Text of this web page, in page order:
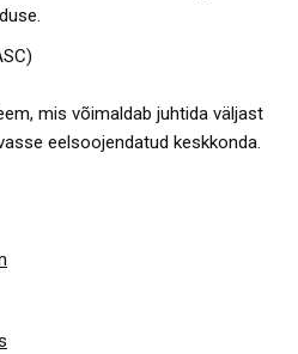
mis võimaldab juhtida väljast
eelsoojendatud keskkonda.